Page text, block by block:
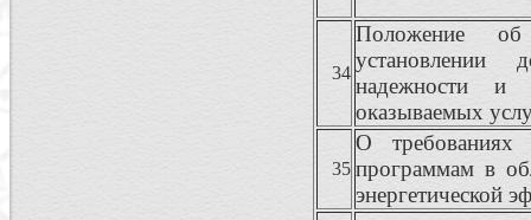
34
Положение
установлении
надежности и
оказываемых
35
О требованиях
программам в
энергетической